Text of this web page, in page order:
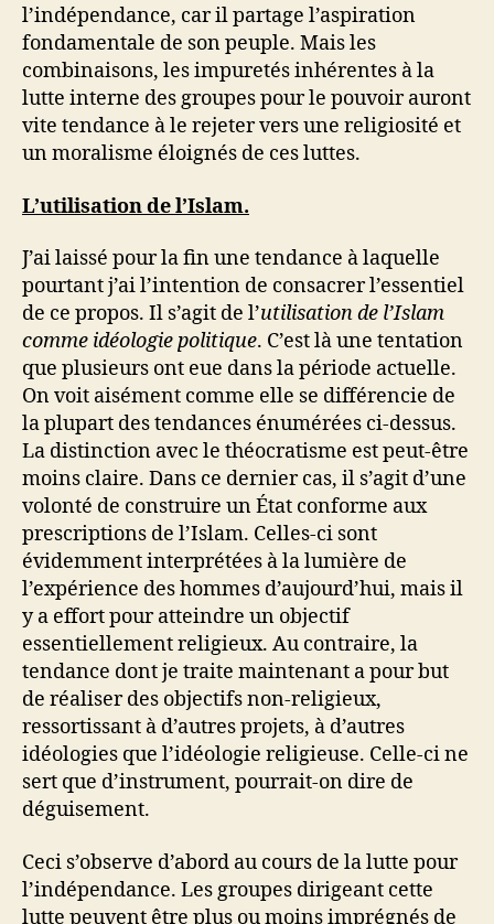
l’indépendance, car il partage l’aspiration
fondamentale de son peuple. Mais les
combinaisons, les impuretés inhérentes à la
lutte interne des groupes pour le pouvoir auront
vite tendance à le rejeter vers une religiosité et
un moralisme éloignés de ces luttes.
L’utilisation de l’Islam.
J’ai laissé pour la fin une tendance à laquelle
pourtant j’ai l’intention de consacrer l’essentiel
de ce propos. Il s’agit de l’utilisation de l’Islam
comme idéologie politique. C’est là une tentation
que plusieurs ont eue dans la période actuelle.
On voit aisément comme elle se différencie de
la plupart des tendances énumérées ci-dessus.
La distinction avec le théocratisme est peut-être
moins claire. Dans ce dernier cas, il s’agit d’une
volonté de construire un État conforme aux
prescriptions de l’Islam. Celles-ci sont
évidemment interprétées à la lumière de
l’expérience des hommes d’aujourd’hui, mais il
y a effort pour atteindre un objectif
essentiellement religieux. Au contraire, la
tendance dont je traite maintenant a pour but
de réaliser des objectifs non-religieux,
ressortissant à d’autres projets, à d’autres
idéologies que l’idéologie religieuse. Celle-ci ne
sert que d’instrument, pourrait-on dire de
déguisement.
Ceci s’observe d’abord au cours de la lutte pour
l’indépendance. Les groupes dirigeant cette
lutte peuvent être plus ou moins imprégnés de